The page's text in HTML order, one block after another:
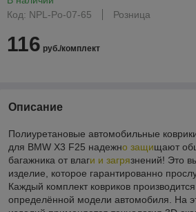
Код: NPL-Po-07-65
Розница
116 руб./комплект
Описание
Полиуретановые автомобильные
для BMW X3 F25 надежно защищают
багажника от влаги и загрязнений! Это
изделие, которое гарантированно
Каждый комплект ковриков
определённой модели автомобиля. На